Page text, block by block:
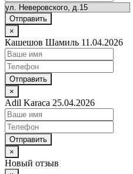
Отправить
×
Кашешов Шамиль 11.04.2026
Отправить
×
Adil Karaca 25.04.2026
Отправить
×
Новый отзыв